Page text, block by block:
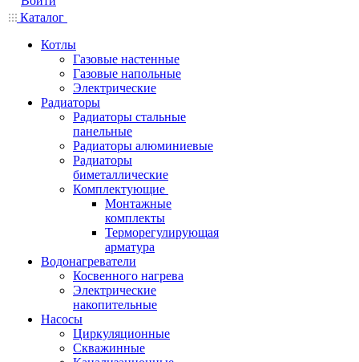
Каталог
Котлы
Газовые настенные
Газовые напольные
Электрические
Радиаторы
Радиаторы стальные
панельные
Радиаторы алюминиевые
Радиаторы
биметаллические
Комплектующие
Монтажные
комплекты
Терморегулирующая
арматура
Водонагреватели
Косвенного нагрева
Электрические
накопительные
Насосы
Циркуляционные
Скважинные